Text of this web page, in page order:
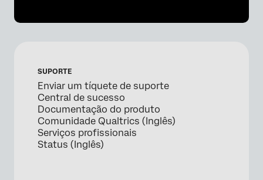
SUPORTE
Enviar um tíquete de suporte
Central de sucesso
Documentação do produto
Comunidade Qualtrics (Inglês)
Serviços profissionais
Status (Inglês)